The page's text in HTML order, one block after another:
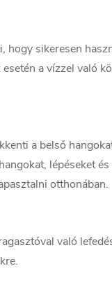
hogy sikeresen
a vízzel való
a belső
lépéseket
otthonában.
való